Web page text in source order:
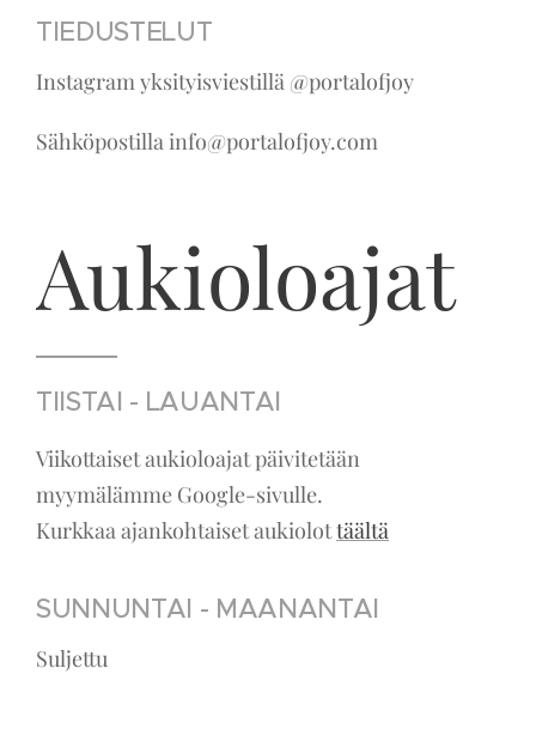
TIEDUSTELUT
Instagram yksityisviestillä @portalofjoy
Sähköpostilla info@portalofjoy.com
Aukioloajat
TIISTAI - LAUANTAI
Viikottaiset aukioloajat päivitetään
myymälämme Google-sivulle.
Kurkkaa ajankohtaiset aukiolottäältä
SUNNUNTAI - MAANANTAI
Suljettu